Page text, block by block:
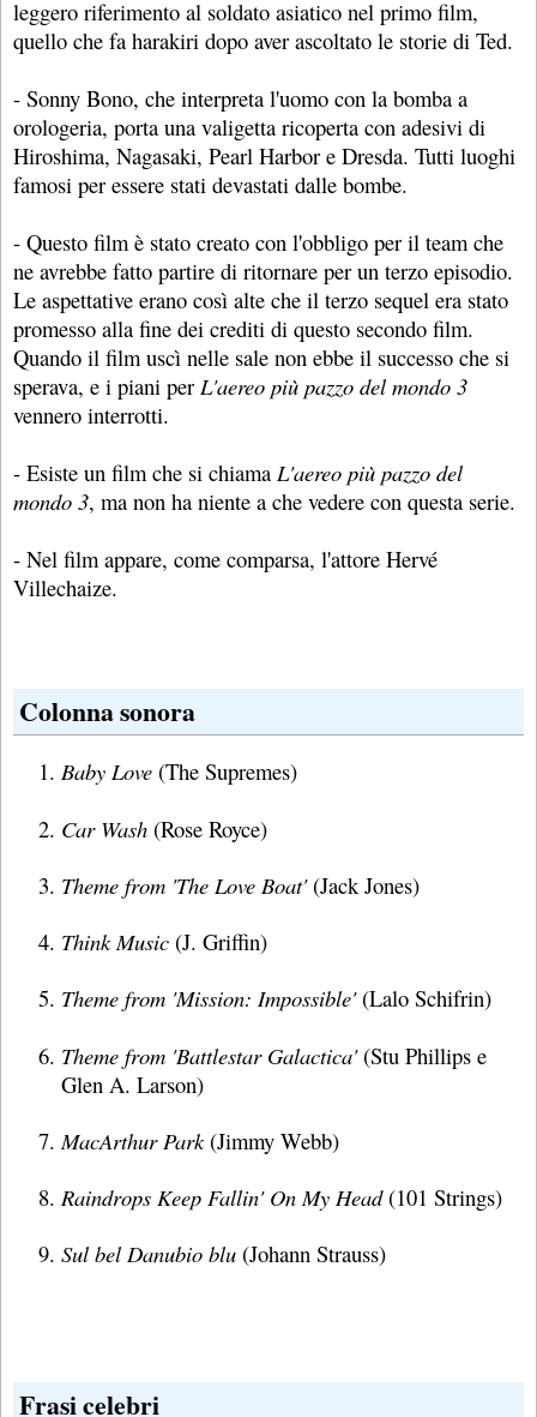
leggero riferimento al soldato asiatico nel primo film,
quello che fa harakiri dopo aver ascoltato le storie di Ted.
- Sonny Bono, che interpreta l'uomo con la bomba a
orologeria, porta una valigetta ricoperta con adesivi di
Hiroshima, Nagasaki, Pearl Harbor e Dresda. Tutti luoghi
famosi per essere stati devastati dalle bombe.
- Questo film è stato creato con l'obbligo per il team che
ne avrebbe fatto partire di ritornare per un terzo episodio.
Le aspettative erano così alte che il terzo sequel era stato
promesso alla fine dei crediti di questo secondo film.
Quando il film uscì nelle sale non ebbe il successo che si
sperava, e i piani per L'aereo più pazzo del mondo 3
vennero interrotti.
- Esiste un film che si chiama L'aereo più pazzo del
mondo 3, ma non ha niente a che vedere con questa serie.
- Nel film appare, come comparsa, l'attore Hervé
Villechaize.
Colonna sonora
Baby Love (The Supremes)
Car Wash (Rose Royce)
Theme from 'The Love Boat'(Jack Jones)
Think Music (J. Griffin)
Theme from 'Mission: Impossible'(Lalo Schifrin)
Theme from 'Battlestar Galactica'(Stu Phillips e
Glen A. Larson)
MacArthur Park(Jimmy Webb)
Raindrops Keep Fallin' On My Head(101 Strings)
Sul bel Danubio blu (Johann Strauss)
Frasi celebri